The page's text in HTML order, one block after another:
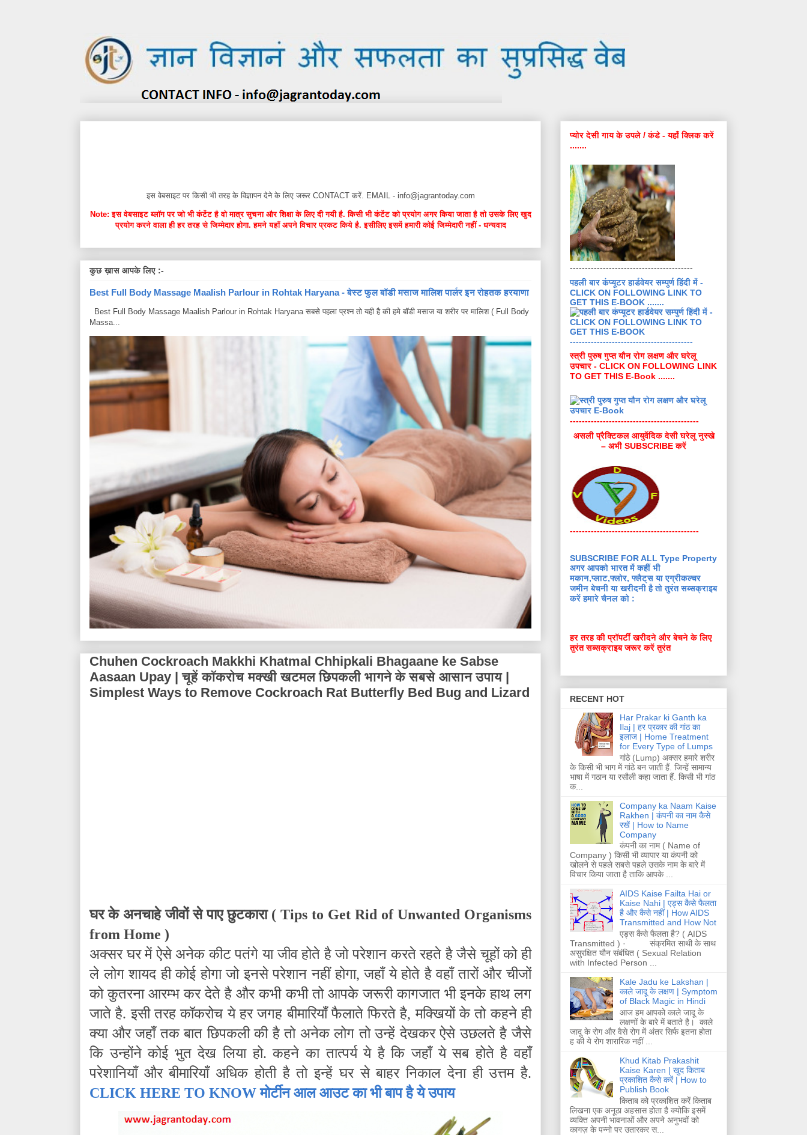
इस वेबसाइट पर किसी भी तरह के विज्ञापन देने के लिए जरूर CONTACT करें. EMAIL - info@jagrantoday.com
Note: इस वेबसाइट ब्लॉग पर जो भी कंटेंट है वो मात्र सुचना और शिक्षा के लिए दी गयी है. किसी भी कंटेंट को प्रयोग अगर किया जाता है तो उसके लिए खुद
प्रयोग करने वाला ही हर तरह से जिम्मेदार होगा. हमने यहाँ अपने विचार प्रकट किये है. इसीलिए इसमें हमारी कोई जिम्मेदारी नहीं - धन्यवाद
कुछ ख़ास आपके लिए :-
Best Full Body Massage Maalish Parlour in Rohtak Haryana - बेस्ट फुल बॉडी मसाज मालिश पार्लर इन रोहतक हरयाणा
Best Full Body Massage Maalish Parlour in Rohtak Haryana सबसे पहला प्रश्न तो यही है की हमे बॉडी मसाज या शरीर पर मालिश ( Full Body
Massa...
Chuhen Cockroach Makkhi Khatmal Chhipkali Bhagaane ke Sabse
Aasaan Upay | चूहें कॉकरोच मक्खी खटमल छिपकली भागने के सबसे आसान उपाय |
Simplest Ways to Remove Cockroach Rat Butterfly Bed Bug and Lizard
घर के अनचाहे जीवों से पाए छुटकारा ( Tips to Get Rid of Unwanted Organisms
from Home )
अक्सर घर में ऐसे अनेक कीट पतंगे या जीव होते है जो परेशान करते रहते है जैसे चूहों को ही
ले लोग शायद ही कोई होगा जो इनसे परेशान नहीं होगा,जहाँ ये होते है वहाँ तारों और चीजों
को कुतरना आरम्भ कर देते है और कभी कभी तो आपके जरूरी कागजात भी इनके हाथ लग
जाते है. इसी तरह कॉकरोच ये हर जगह बीमारियाँ फैलाते फिरते है,मक्खियों के तो कहने ही
क्या और जहाँ तक बात छिपकली की है तो अनेक लोग तो उन्हें देखकर ऐसे उछलते है जैसे
कि उन्होंने कोई भुत देख लिया हो. कहने का तात्पर्य ये है कि जहाँ ये सब होते है वहाँ
परेशानियाँ और बीमारियाँ अधिक होती है तो इन्हें घर से बाहर निकाल देना ही उत्तम है.
CLICK HERE TO KNOW मोर्टीन आल आउट का भी बाप है ये उपाय
प्योर देसी गाय के उपले / कंडे - यहाँ क्लिक करें
.......
-----------------------------------------
पहली बार कंप्यूटर हार्डवेयर सम्पुर्ण हिंदी में -
CLICK ON FOLLOWING LINK TO
GET THIS E-BOOK .......
-----------------------------------------
स्त्री पुरुष गुप्त यौन रोग लक्षण और घरेलू
उपचार - CLICK ON FOLLOWING LINK
TO GET THIS E-Book .......
-------------------------------------------
असली प्रैक्टिकल आयुर्वेदिक देसी घरेलू नुस्खे
– अभी SUBSCRIBE करें
-------------------------------------------
SUBSCRIBE FOR ALL Type Property
अगर आपको भारत में कहीं भी
मकान,प्लाट,फ्लोर, फ्लैट्स या एग्रीकल्चर
जमीन बेचनी या खरीदनी है तो तुरंत सब्सक्राइब
करें हमारे चैनल को :
हर तरह की प्रॉपर्टी खरीदने और बेचने के लिए
तुरंत सब्सक्राइब जरूर करें तुरंत
RECENT HOT
Har Prakar ki Ganth ka
Ilaj | हर प्रकार की गांठ का
इलाज | Home Treatment
for Every Type of Lumps
गांठे (Lump) अक्सर हमारे शरीर
के किसी भी भाग में गांठे बन जाती हैं. जिन्हें सामान्य
भाषा में गठान या रसौली कहा जाता हैं. किसी भी गांठ
क...
Company ka Naam Kaise
Rakhen | कंपनी का नाम कैसे
रखें | How to Name
Company
कंपनी का नाम ( Name of
Company ) किसी भी व्यापार या कंपनी को
खोलने से पहले सबसे पहले उसके नाम के बारे में
विचार किया जाता है ताकि आपके ...
AIDS Kaise Failta Hai or
Kaise Nahi | एड्स कैसे फैलता
है और कैसे नहीं | How AIDS
Transmitted and How Not
एड्स कैसे फैलता है? ( AIDS
Transmitted ) · संक्रमित साथी के साथ
असुरक्षित यौन संबंधित ( Sexual Relation
with Infected Person ...
Kale Jadu ke Lakshan |
काले जादू के लक्षण | Symptom
of Black Magic in Hindi
आज हम आपको काले जादू के
लक्षणों के बारे में बताते है। काले
जादू के रोग और वैसे रोग में अंतर सिर्फ इतना होता
ह की ये रोग शारारिक नहीं ...
Khud Kitab Prakashit
Kaise Karen | खुद किताब
प्रकाशित कैसे करें | How to
Publish Book
किताब को प्रकाशित करें किताब
लिखना एक अनूठा अहसास होता है क्योकि इसमें
व्यक्ति अपनी भावनाओं और अपने अनुभवों को
कागज़ के पन्नो पर उतारकर स...